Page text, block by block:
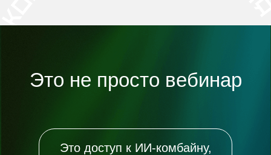
Это не просто вебинар
Это доступ к ИИ-комбайну,